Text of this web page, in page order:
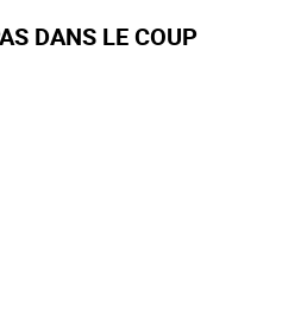
DANS LE COUP